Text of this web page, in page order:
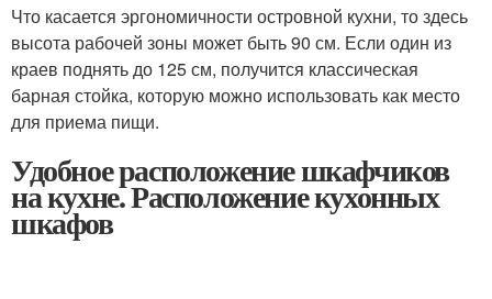
Что касается эргономичности островной кухни, то здесь
высота рабочей зоны может быть 90 см. Если один из
краев поднять до 125 см, получится классическая
барная стойка, которую можно использовать как место
для приема пищи.
Удобное расположение шкафчиков
на кухне. Расположение кухонных
шкафов